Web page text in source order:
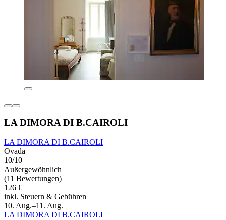
LA DIMORA DI B.CAIROLI
LA DIMORA DI B.CAIROLI
Ovada
10/10
Außergewöhnlich
(11 Bewertungen)
126 €
inkl. Steuern & Gebühren
10. Aug.–11. Aug.
LA DIMORA DI B.CAIROLI